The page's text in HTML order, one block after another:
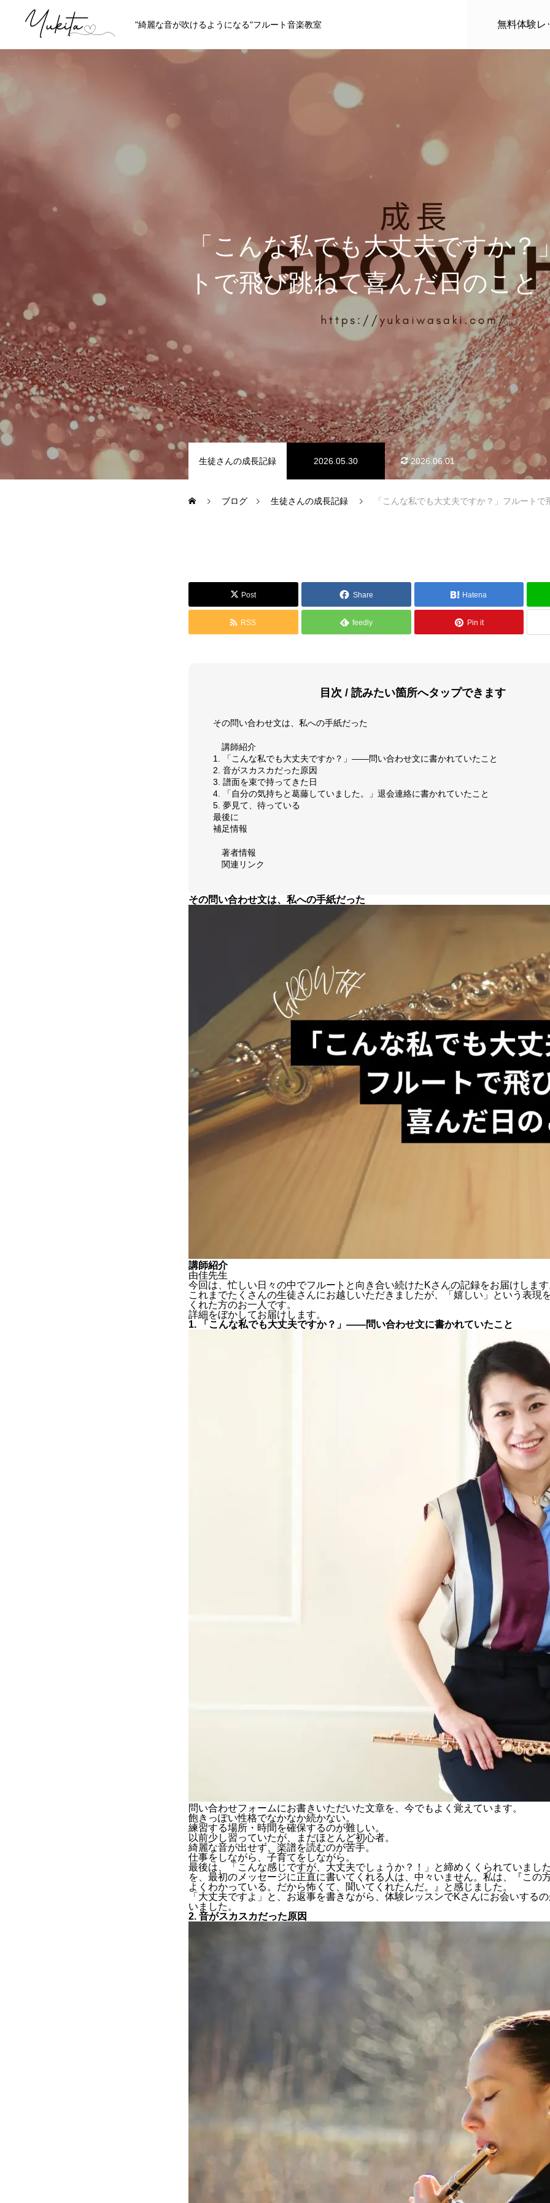
"綺麗な音が吹けるようになる"フルート音楽教室 無料体験レ
推薦者
LESSON
カリキュラムの詳細 レッスン形式 料金体系
SCHOOL
最新情報（お知らせ） アクセス情報
コンサート情報 メディア掲載
個人情報保護方針
「こんな私でも大丈夫ですか？
トで飛び跳ねて喜んだ日のこと
生徒さんの成長記録 2026.05.30 2026.06.01
ブログ 生徒さんの成長記録 「こんな私でも大丈夫ですか？」フルートで飛び
Post Share Hatena
RSS feedly Pin it
目次 / 読みたい箇所へタップできます
その問い合わせ文は、私への手紙だった
講師紹介
1. 「こんな私でも大丈夫ですか？」——問い合わせ文に書かれていたこと
2. 音がスカスカだった原因
3. 譜面を束で持ってきた日
4. 「自分の気持ちと葛藤していました。」退会連絡に書かれていたこと
5. 夢見て、待っている
最後に
補足情報
著者情報
関連リンク
その問い合わせ文は、私への手紙だった
講師紹介
由佳先生
今回は、忙しい日々の中でフルートと向き合い続けたKさんの記録をお届けします
これまでたくさんの生徒さんにお越しいただきましたが、「嬉しい」という表現
くれた方のお一人です。
詳細をぼかしてお届けします。
1. 「こんな私でも大丈夫ですか？」——問い合わせ文に書かれていたこと
問い合わせフォームにお書きいただいた文章を、今でもよく覚えています。
飽きっぽい性格でなかなか続かない。
練習する場所・時間を確保するのが難しい。
以前少し習っていたが、まだほとんど初心者。
綺麗な音が出せず、楽譜を読むのが苦手。
仕事をしながら、子育てをしながら。
最後は、「こんな感じですが、大丈夫でしょうか？！」と締めくくられていまし
を、最初のメッセージに正直に書いてくれる 人は、中々いません。私は、『この
よくわかっている。だから怖くて、聞いてくれたんだ。』と感じました。
「大丈夫ですよ」と、お返事を書きながら、体験レッスンでKさんにお会いする
いました。
2. 音がスカスカだった原因